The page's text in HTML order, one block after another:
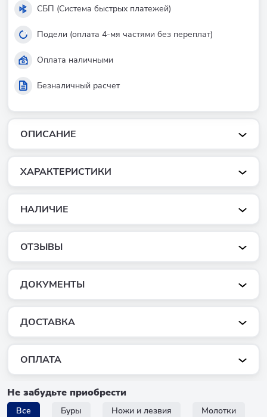
ОПИСАНИЕ
ХАРАКТЕРИСТИКИ
НАЛИЧИЕ
ОТЗЫВЫ
ДОКУМЕНТЫ
ДОСТАВКА
ОПЛАТА
СБП (Система быстрых платежей)
Подели (оплата 4-мя частями без переплат)
Оплата наличными
Безналичный расчет
Не забудьте приобрести
Все Буры Ножи и лезвия Молотки